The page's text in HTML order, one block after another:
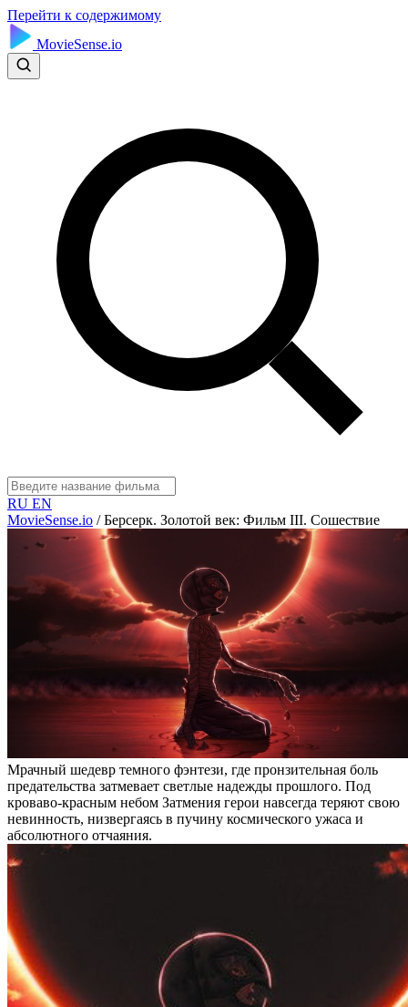
Перейти к содержимому
MovieSense.io
RU EN
MovieSense.io / Берсерк. Золотой век: Фильм III. Сошествие
Мрачный шедевр темного фэнтези, где пронзительная боль
предательства затмевает светлые надежды прошлого. Под
кроваво-красным небом Затмения герои навсегда теряют свою
невинность, низвергаясь в пучину космического ужаса и
абсолютного отчаяния.